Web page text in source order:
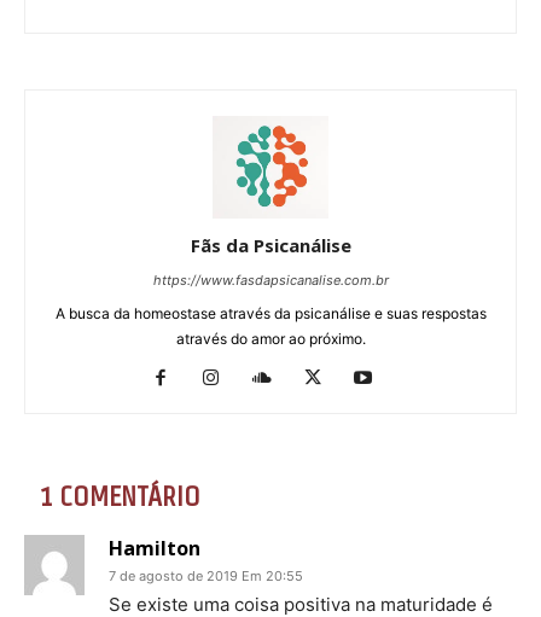
Fãs da Psicanálise
https://www.fasdapsicanalise.com.br
A busca da homeostase através da psicanálise e suas respostas
através do amor ao próximo.
1 COMENTÁRIO
Hamilton
7 de agosto de 2019 Em 20:55
Se existe uma coisa positiva na maturidade é